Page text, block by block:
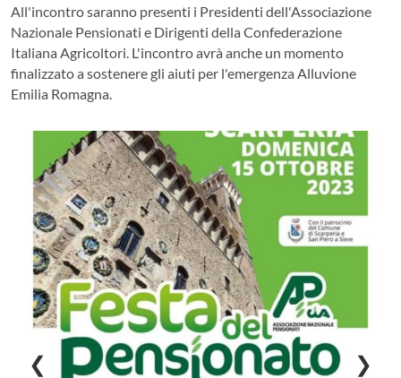
All'incontro saranno presenti i Presidenti dell'Associazione
Nazionale Pensionati e Dirigenti della Confederazione
Italiana Agricoltori. L'incontro avrà anche un momento
finalizzato a sostenere gli aiuti per l'emergenza Alluvione
Emilia Romagna.
❮ ❯